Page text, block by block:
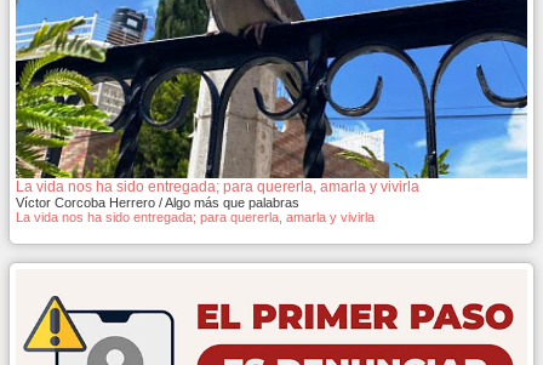
La vida nos ha sido entregada; para quererla, amarla y vivirla
Víctor Corcoba Herrero / Algo más que palabras
La vida nos ha sido entregada; para quererla, amarla y vivirla